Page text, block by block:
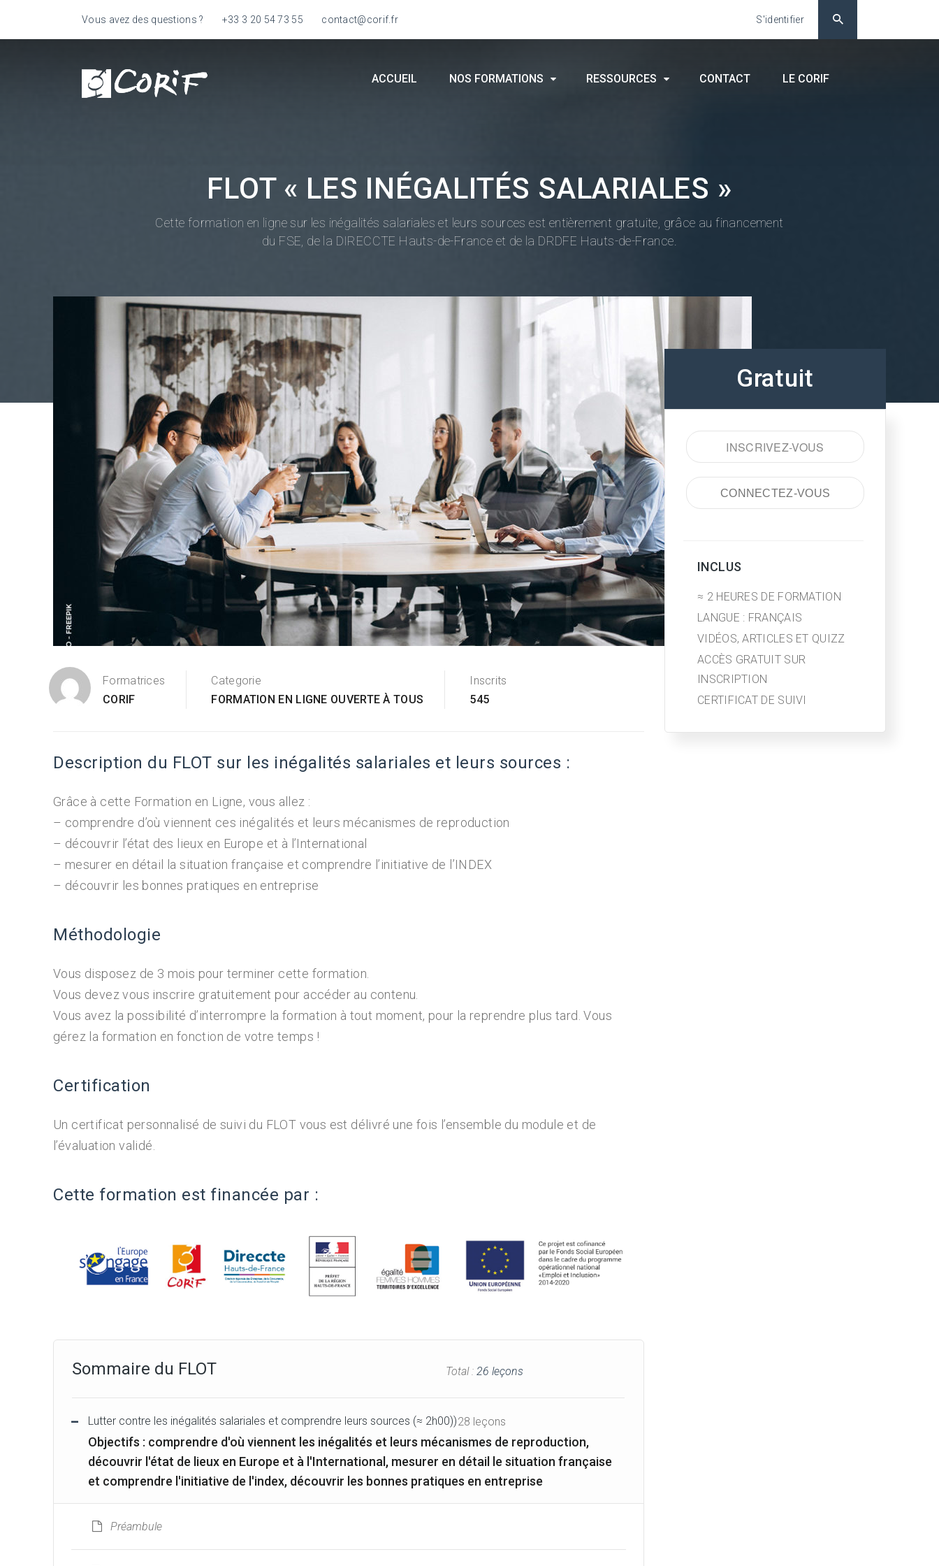
Vous avez des questions ? +33 3 20 54 73 55 contact@corif.fr S'identifier
ACCUEIL NOS FORMATIONS RESSOURCES CONTACT LE CORIF
FLOT « LES INÉGALITÉS SALARIALES »
Cette formation en ligne sur les inégalités salariales et leurs sources est entièrement gratuite, grâce au financement
du FSE, de la DIRECCTE Hauts-de-France et de la DRDFE Hauts-de-France.
Formatrices
CORIF
Categorie
FORMATION EN LIGNE OUVERTE À TOUS
Inscrits
545
Description du FLOT sur les inégalités salariales et leurs sources :
Grâce à cette Formation en Ligne, vous allez :
– comprendre d’où viennent ces inégalités et leurs mécanismes de reproduction
– découvrir l’état des lieux en Europe et à l’International
– mesurer en détail la situation française et comprendre l’initiative de l’INDEX
– découvrir les bonnes pratiques en entreprise
Méthodologie
Vous disposez de 3 mois pour terminer cette formation.
Vous devez vous inscrire gratuitement pour accéder au contenu.
Vous avez la possibilité d’interrompre la formation à tout moment, pour la reprendre plus tard. Vous
gérez la formation en fonction de votre temps !
Certification
Un certificat personnalisé de suivi du FLOT vous est délivré une fois l’ensemble du module et de
l’évaluation validé.
Cette formation est financée par :
Sommaire du FLOT Total : 26 leçons
Lutter contre les inégalités salariales et comprendre leurs sources (≈ 2h00))28 leçons
Objectifs : comprendre d'où viennent les inégalités et leurs mécanismes de reproduction,
découvrir l'état de lieux en Europe et à l'International, mesurer en détail le situation française
et comprendre l'initiative de l'index, découvrir les bonnes pratiques en entreprise
Préambule
Gratuit
INSCRIVEZ-VOUS
CONNECTEZ-VOUS
INCLUS
≈ 2 HEURES DE FORMATION
LANGUE : FRANÇAIS
VIDÉOS, ARTICLES ET QUIZZ
ACCÈS GRATUIT SUR
INSCRIPTION
CERTIFICAT DE SUIVI